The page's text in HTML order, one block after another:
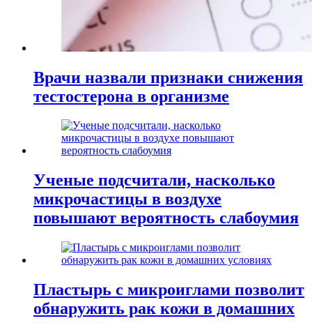
Врачи назвали признаки снижения
тестостерона в организме
Ученые подсчитали, насколько
микрочастицы в воздухе
повышают вероятность слабоумия
Пластырь с микроиглами позволит
обнаружить рак кожи в домашних